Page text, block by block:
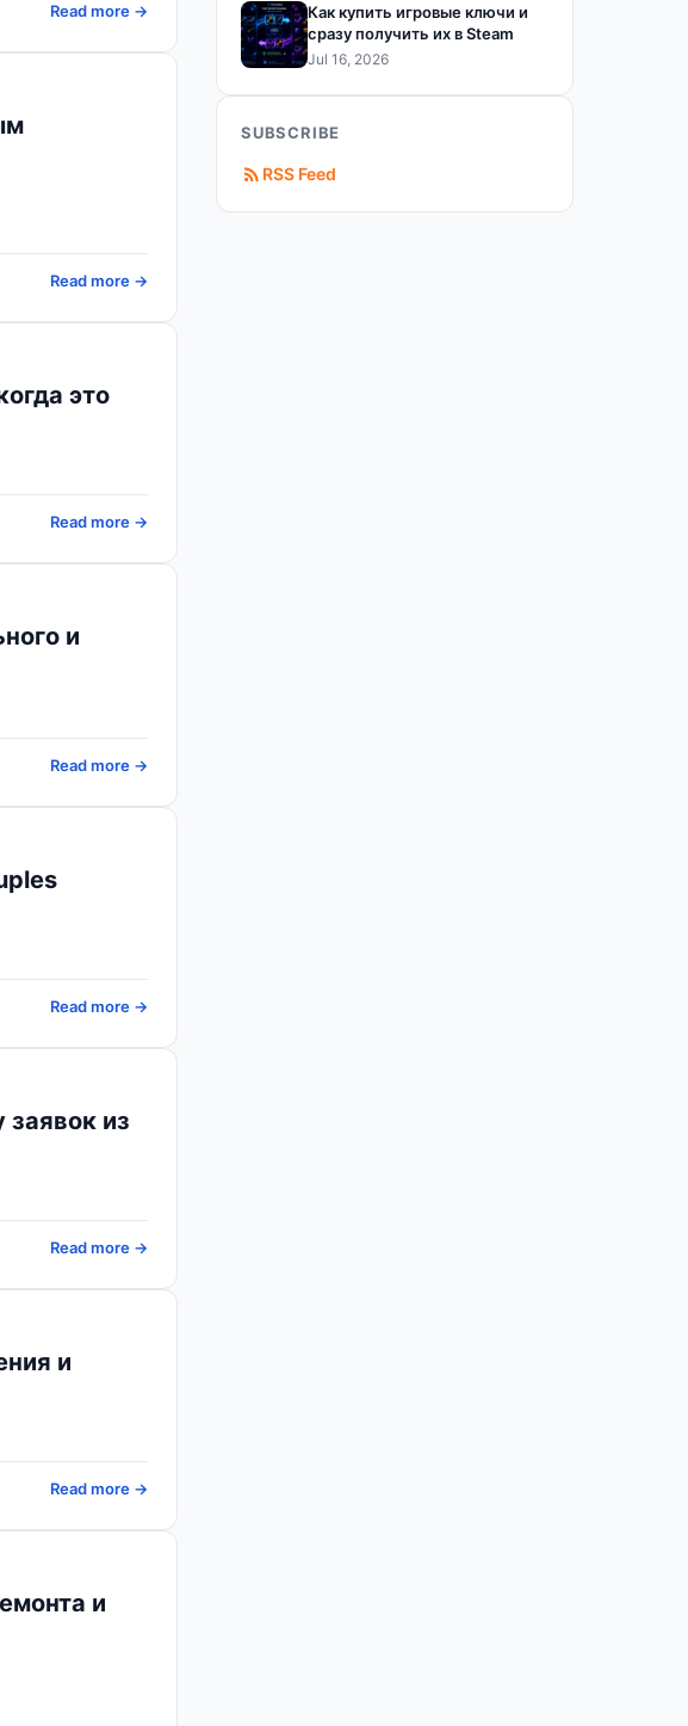
Read more →
Read more →
это
Read more →
и
Read more →
Read more →
заявок из
Read more →
и
Read more →
и
Как купить игровые ключи и
сразу получить их в Steam
Jul 16, 2026
SUBSCRIBE
RSS Feed